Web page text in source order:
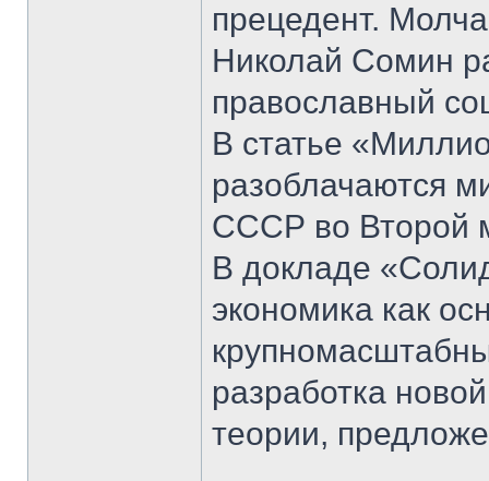
прецедент.
Николай Сомин
православный
В статье
разоблачаются
СССР во Второй
В докладе
экономика как
разработка
теории,